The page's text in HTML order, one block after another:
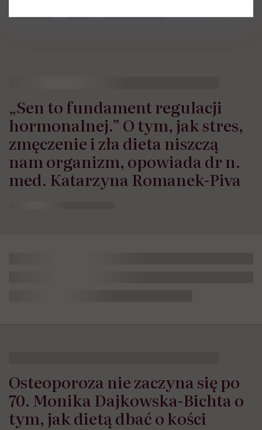
„Sen to fundament regulacji
hormonalnej.” O tym, jak stres,
zmęczenie i zła dieta niszczą
nam organizm, opowiada dr n.
med. Katarzyna Romanek-Piva
Osteoporoza nie zaczyna się po
70. Monika Dajkowska-Bichta o
tym, jak dietą dbać o kości